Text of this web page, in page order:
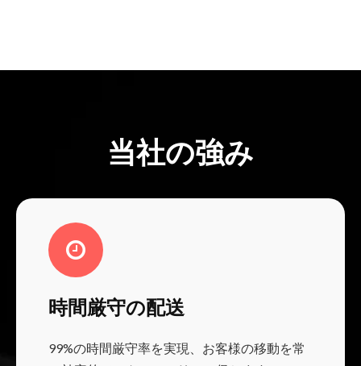
当社の強み
時間厳守の配送
99%の時間厳守率を実現、お客様の移動を常